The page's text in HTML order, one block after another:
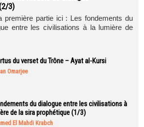
3)
première partie ici : Les fondements du
entre les civilisations à la lumière de
du verset du Trône – Ayat al-Kursi
Omarjee
du dialogue entre les civilisations à
de la sira prophétique (1/3)
El Mahdi Krabch